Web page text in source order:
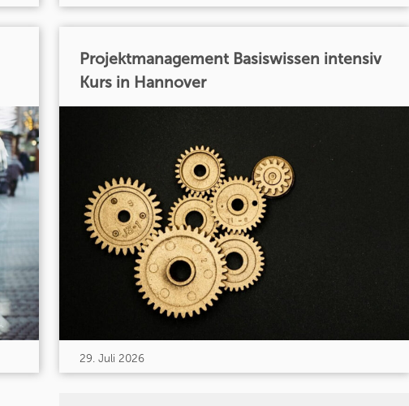
Projektmanagement Basiswissen intensiv
Kurs in Hannover
29. Juli 2026